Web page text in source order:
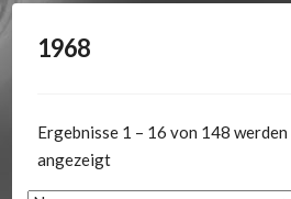
1968
Ergebnisse 1 – 16 von 148 werden
angezeigt